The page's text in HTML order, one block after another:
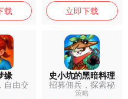
载 立即下载
缘
自由交
史小坑的黑暗料理
招募佣兵，探索秘
境，用‘黑暗...
策略